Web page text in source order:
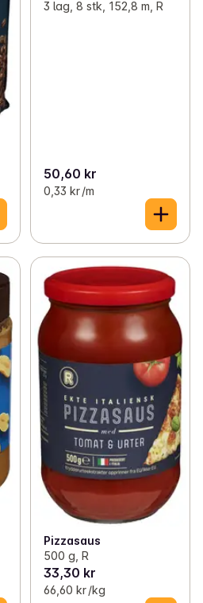
3 lag, 8 stk, 152,8 m, R
50,60 kr
0,33 kr /m
Pizzasaus
500 g, R
33,30 kr
66,60 kr /kg